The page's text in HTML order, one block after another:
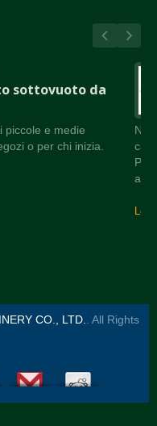
sottovuoto da
piccole e medie
o per chi inizia.
CO., LTD.
. All Rights